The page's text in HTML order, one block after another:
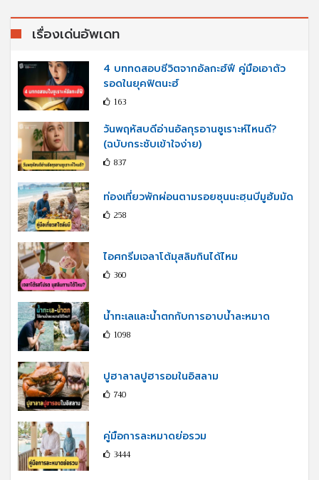
เรื่องเด่นอัพเดท
4 บททดสอบชีวิตจากอัลกะฮ์ฟี คู่มือเอาตัว
รอดในยุคฟิตนะฮ์
163
วันพฤหัสบดีอ่านอัลกุรอานซูเราะห์ไหนดี?
(ฉบับกระชับเข้าใจง่าย)
837
ท่องเที่ยวพักผ่อนตามรอยซุนนะฮฺนบีมูฮัมมัด
258
ไอศกรีมเจลาโต้มุสลิมกินได้ไหม
360
น้ำทะเลและน้ำตกกับการอาบน้ำละหมาด
1098
ปูฮาลาลปูฮารอมในอิสลาม
740
คู่มือการละหมาดย่อรวม
3444